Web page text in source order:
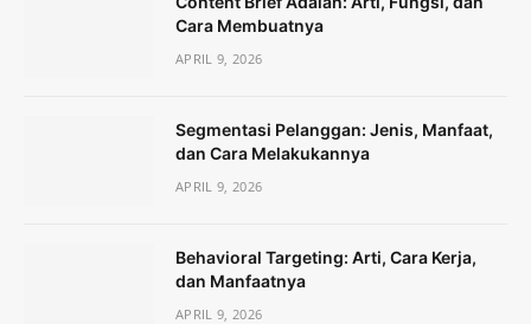
Cara Membuatnya
APRIL 9, 2026
Segmentasi Pelanggan: Jenis, Manfaat,
dan Cara Melakukannya
APRIL 9, 2026
Behavioral Targeting: Arti, Cara Kerja,
dan Manfaatnya
APRIL 9, 2026